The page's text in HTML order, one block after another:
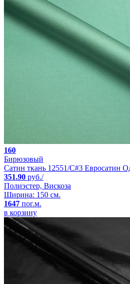
160
Бирюзовый
Сатин ткань 12551/C#3 Евросатин
351.90 руб./
Полиэстер, Вискоза
Ширина: 150 см.
1647 пог.м.
в корзину